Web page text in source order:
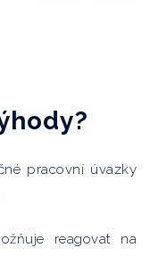
pracovní úvazky
reagovat na